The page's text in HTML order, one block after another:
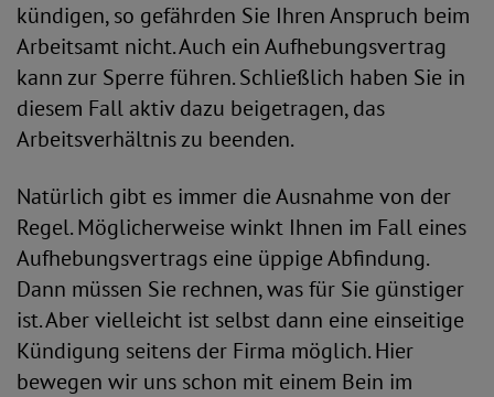
kündigen, so gefährden Sie Ihren Anspruch beim
Arbeitsamt nicht. Auch ein Aufhebungsvertrag
kann zur Sperre führen. Schließlich haben Sie in
diesem Fall aktiv dazu beigetragen, das
Arbeitsverhältnis zu beenden.
Natürlich gibt es immer die Ausnahme von der
Regel. Möglicherweise winkt Ihnen im Fall eines
Aufhebungsvertrags eine üppige Abfindung.
Dann müssen Sie rechnen, was für Sie günstiger
ist. Aber vielleicht ist selbst dann eine einseitige
Kündigung seitens der Firma möglich. Hier
bewegen wir uns schon mit einem Bein im